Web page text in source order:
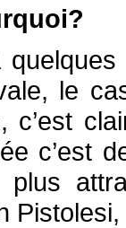
le
c’est
c’est
plus